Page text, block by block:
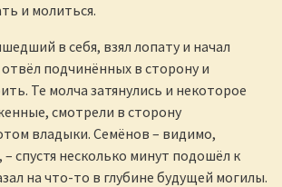
и молиться.
в себя, взял лопату и начал
подчинённых в сторону и
Те молча затянулись и некоторое
смотрели в сторону
владыки. Семёнов – видимо,
спустя несколько минут подошёл к
на что-то в глубине будущей могилы.